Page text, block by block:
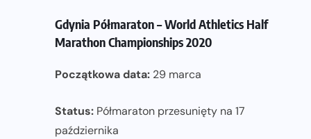
Gdynia Półmaraton – World Athletics Half
Marathon Championships 2020
Początkowa data: 29 marca
Status: Półmaraton przesunięty na 17
października